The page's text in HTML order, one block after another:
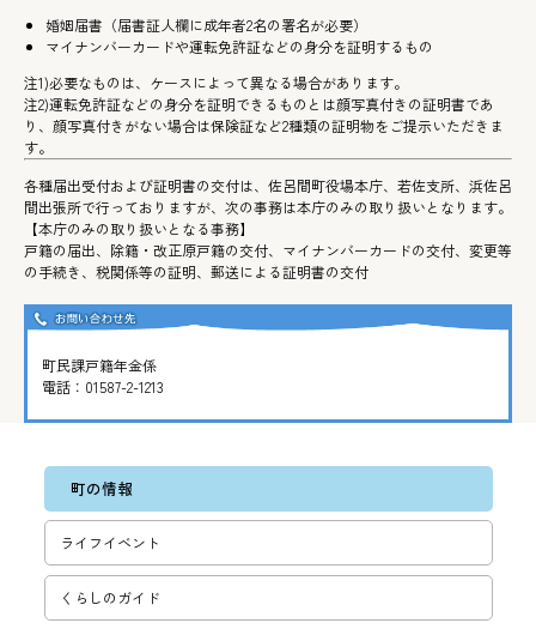
婚姻届書（届書証人欄に成年者2名の署名が必要）
マイナンバーカードや運転免許証などの身分を証明するもの
注1)必要なものは、ケースによって異なる場合があります。
注2)運転免許証などの身分を証明できるものとは顔写真付きの証明書であ
り、顔写真付きがない場合は保険証など2種類の証明物をご提示いただきま
す。
各種届出受付および証明書の交付は、佐呂間町役場本庁、若佐支所、浜佐呂
間出張所で行っておりますが、次の事務は本庁のみの取り扱いとなります。
【本庁のみの取り扱いとなる事務】
戸籍の届出、除籍・改正原戸籍の交付、マイナンバーカードの交付、変更等
の手続き、税関係等の証明、郵送による証明書の交付
町民課戸籍年金係
電話： 01587-2-1213
町の情報
ライフイベント
くらしのガイド